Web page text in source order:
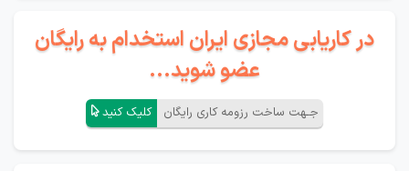
در کاریابی مجازی ایران استخدام به رایگان
عضو شوید...
جـهت ساخت رزومه کاری رایگان کلیک کنید